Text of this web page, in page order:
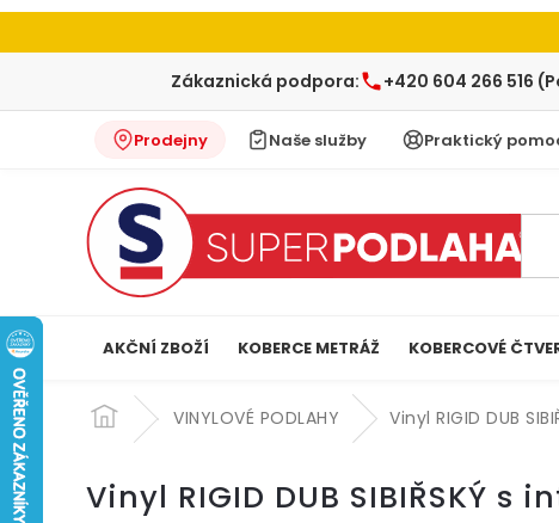
Zákaznická podpora: +420 604 266 516
Prodejny Naše služby Praktický
AKČNÍ ZBOŽÍ KOBERCE METRÁŽ KOBERCOVÉ
Přejít
na
obsah
VINYLOVÉ PODLAHY Vinyl RIGID DUB
Vinyl RIGID DUB SIBIŘSKÝ